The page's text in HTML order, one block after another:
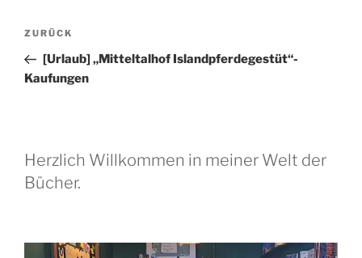
Beitragsnavigation
Vorheriger
Beitrag
ZURÜCK
[Urlaub] „Mitteltalhof Islandpferdegestüt“-
Kaufungen
Herzlich Willkommen in meiner Welt der
Bücher.